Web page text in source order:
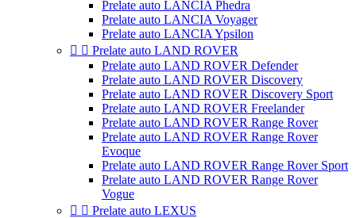
Prelate auto LANCIA Phedra
Prelate auto LANCIA Voyager
Prelate auto LANCIA Ypsilon
  Prelate auto LAND ROVER
Prelate auto LAND ROVER Defender
Prelate auto LAND ROVER Discovery
Prelate auto LAND ROVER Discovery Sport
Prelate auto LAND ROVER Freelander
Prelate auto LAND ROVER Range Rover
Prelate auto LAND ROVER Range Rover
Evoque
Prelate auto LAND ROVER Range Rover Sport
Prelate auto LAND ROVER Range Rover
Vogue
  Prelate auto LEXUS